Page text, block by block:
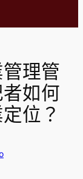
管理管
如何
位？